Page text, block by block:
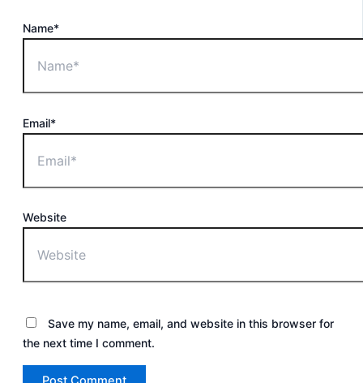
Name*
Email*
Website
Save my name, email, and website in this browser for
the next time I comment.